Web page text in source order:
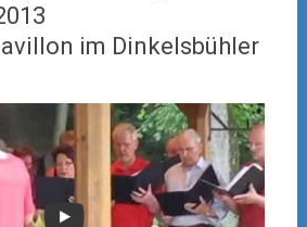
im Dinkelsbühler